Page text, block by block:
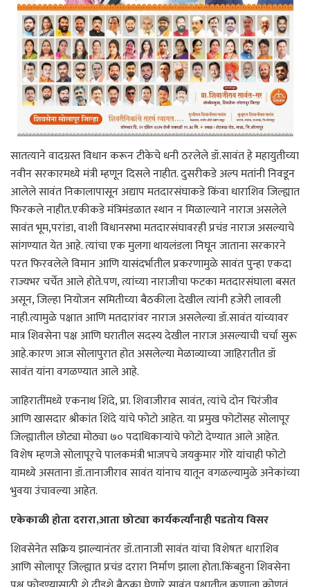
सातत्याने वादग्रस्त विधान करून टीकेचे धनी ठरलेले डॉ.सावंत हे महायुतीच्या
नवीन सरकारमध्ये मंत्री म्हणून दिसले नाहीत. दुसरीकडे अल्प मतांनी निवडून
आलेले सावंत निकालापासून अद्याप मतदारसंघाकडे किंवा धाराशिव जिल्ह्यात
फिरकले नाहीत.एकीकडे मंत्रिमंडळात स्थान न मिळाल्याने नाराज असलेले
सावंत भूम,परांडा, वाशी विधानसभा मतदारसंघावरही प्रचंड नाराज असल्याचे
सांगण्यात येत आहे. त्यांचा एक मुलगा थायलंडला निघून जाताना सरकारने
परत फिरवलेले विमान आणि यासंदर्भातील प्रकरणामुळे सावंत पुन्हा एकदा
राज्यभर चर्चेत आले होते.पण, त्यांच्या नाराजीचा फटका मतदारसंघाला बसत
असून, जिल्हा नियोजन समितीच्या बैठकीला देखील त्यांनी हजेरी लावली
नाही.त्यामुळे पक्षात आणि मतदारांवर नाराज असलेल्या डॉ.सावंत यांच्यावर
मात्र शिवसेना पक्ष आणि घरातील सदस्य देखील नाराज असल्याची चर्चा सुरू
आहे.कारण आज सोलापुरात होत असलेल्या मेळाव्याच्या जाहिरातीत डॉ
सावंत यांना वगळण्यात आले आहे.
जाहिरातींमध्ये एकनाथ शिंदे, प्रा. शिवाजीराव सावंत, त्यांचे दोन चिरंजीव
आणि खासदार श्रीकांत शिंदे यांचे फोटो आहेत. या प्रमुख फोटोंसह सोलापूर
जिल्ह्यातील छोट्या मोठ्या ७० पदाधिकाऱ्यांचे फोटो देण्यात आले आहेत.
विशेष म्हणजे सोलापूरचे पालकमंत्री भाजपचे जयकुमार गोरे यांचाही फोटो
यामध्ये असताना डॉ.तानाजीराव सावंत यांनाच यातून वगळल्यामुळे अनेकांच्या
भुवया उंचावल्या आहेत.
एकेकाळी होता दरारा,आता छोट्या कार्यकर्त्यांनाही पडतोय विसर
शिवसेनेत सक्रिय झाल्यानंतर डॉ.तानाजी सावंत यांचा विशेषतः धाराशिव
आणि सोलापूर जिल्ह्यात प्रचंड दरारा निर्माण झाला होता.किंबहुना शिवसेना